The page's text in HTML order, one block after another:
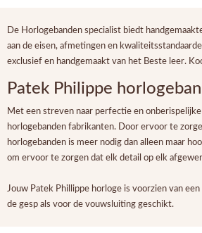
De Horlogebanden specialist biedt
aan de eisen, afmetingen en
exclusief en handgemaakt van het Beste leer.
Patek Philippe
Met een streven naar perfectie en
horlogebanden fabrikanten. Door ervoor te
horlogebanden is meer nodig dan alleen maar
om ervoor te zorgen dat elk detail op elk
Jouw Patek Phillippe horloge is voorzien van
de gesp als voor de vouwsluiting